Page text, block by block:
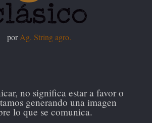
porAg. String agro.
no significa estar a favor o
generando una imagen
lo que se comunica.